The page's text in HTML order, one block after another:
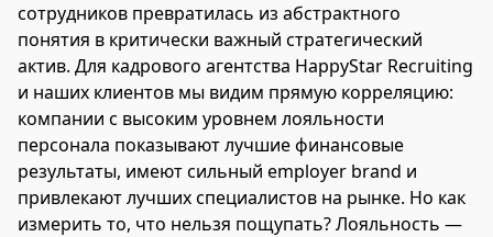
сотрудников превратилась из абстрактного
понятия в критически важный стратегический
актив. Для кадрового агентства HappyStar Recruiting
и наших клиентов мы видим прямую корреляцию:
компании с высоким уровнем лояльности
персонала показывают лучшие финансовые
результаты, имеют сильный employer brand и
привлекают лучших специалистов на рынке. Но как
измерить то, что нельзя пощупать? Лояльность —